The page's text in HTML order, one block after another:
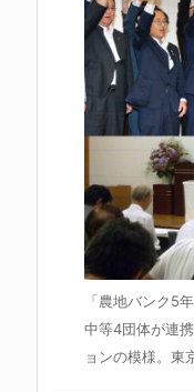
「農地バンク5
中等4団体が連
ョンの模様。東